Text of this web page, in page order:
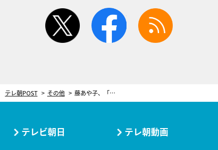
twitter facebook
テレ朝POST その他 藤あや子、「憧れの人」である野口五郎と10代のようなデート！
テレビ朝日 テレ朝動画